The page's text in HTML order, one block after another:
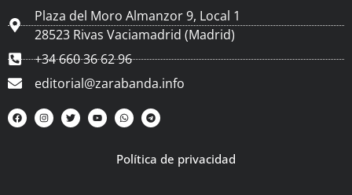
Plaza del Moro Almanzor 9, Local 1
28523 Rivas Vaciamadrid (Madrid)
+34 660 36 62 96
editorial@zarabanda.info
Política de privacidad